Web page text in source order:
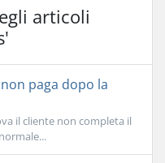
articoli
paga dopo la
il cliente non completa il